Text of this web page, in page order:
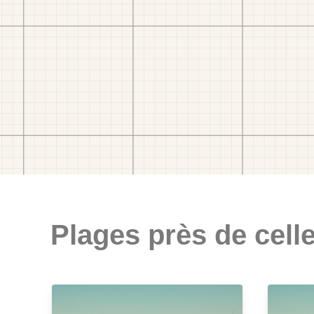
Plages près de